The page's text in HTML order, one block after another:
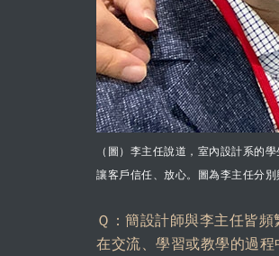
（圖）李主任說道，室內設計系的
讓客戶信任、放心。圖為李主任分
Ｑ：簡設計師與李主任皆
在交流、學習或教學的過